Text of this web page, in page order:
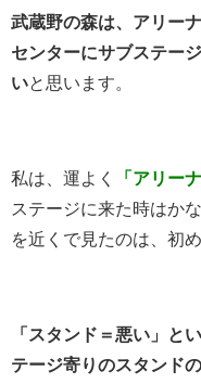
武蔵野の森は、アリー
センターにサブステー
いと思います。
私は、運よく 「アリー
ステージに来た時はか
を近くで見たのは、初
「スタンド＝悪い」と
テージ寄りのスタンド